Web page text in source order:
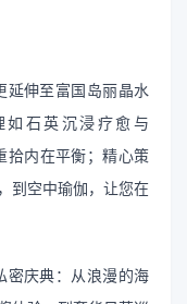
延伸至富国岛丽晶水
石英沉浸疗愈与
拾内在平衡；精心策
到空中瑜伽，让您在
密庆典：从浪漫的海